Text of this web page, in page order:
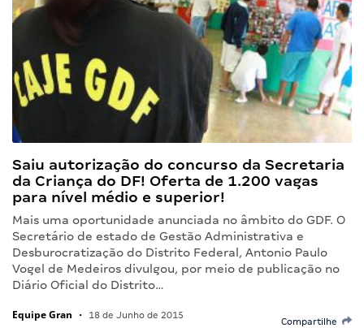
Saiu autorização do concurso da Secretaria
da Criança do DF! Oferta de 1.200 vagas
para nível médio e superior!
Mais uma oportunidade anunciada no âmbito do GDF. O
Secretário de estado de Gestão Administrativa e
Desburocratização do Distrito Federal, Antonio Paulo
Vogel de Medeiros divulgou, por meio de publicação no
Diário Oficial do Distrito…
Equipe Gran • 18 de Junho de 2015
Compartilhe